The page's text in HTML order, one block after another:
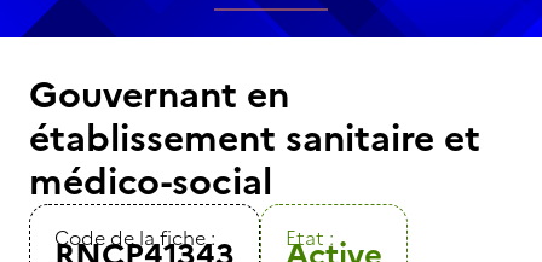
Gouvernant en
établissement sanitaire et
médico-social
Code de la fiche : Etat :